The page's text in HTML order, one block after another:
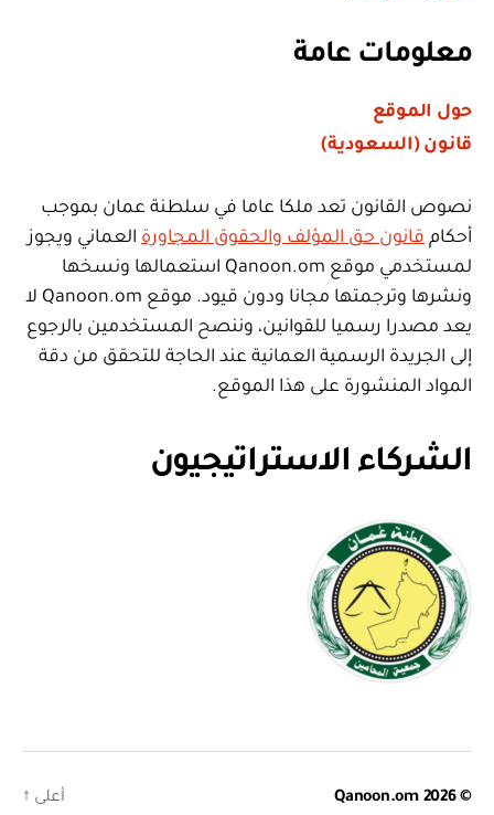
معلومات عامة
حول الموقع
قانون (السعودية)
نصوص القانون تعد ملكا عاما في سلطنة عمان بموجب
أحكام قانون حق المؤلف والحقوق المجاورة العماني ويجوز
لمستخدمي موقع Qanoon.om استعمالها ونسخها
ونشرها وترجمتها مجانا ودون قيود. موقع Qanoon.om لا
يعد مصدرا رسميا للقوانين، وننصح المستخدمين بالرجوع
إلى الجريدة الرسمية العمانية عند الحاجة للتحقق من دقة
المواد المنشورة على هذا الموقع.
الشركاء الاستراتيجيون
© 2026
Qanoon.om أعلى ↑